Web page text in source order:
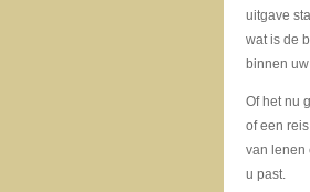
uitgave
wat is de
binnen
Of het nu
of een
van lenen
u past.